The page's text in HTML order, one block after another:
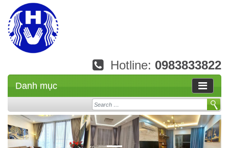
Hotline: 0983833822
Danh mục
Search